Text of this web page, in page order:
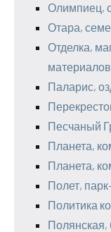
Олимпиец,
Отара,
Отделка,
материалов
Паларис,
Песчаный
Планета,
Планета,
Полет,
Политика
Полянская,